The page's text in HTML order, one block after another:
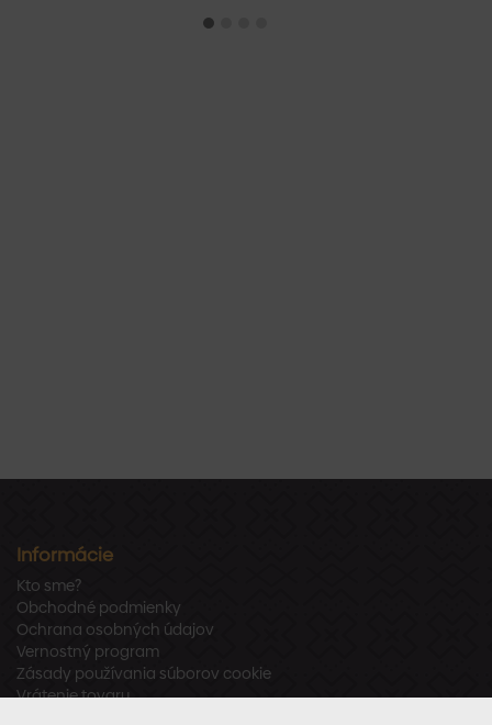
Informácie
Kto sme?
Obchodné podmienky
Ochrana osobných údajov
Vernostný program
Zásady používania súborov cookie
Vrátenie tovaru